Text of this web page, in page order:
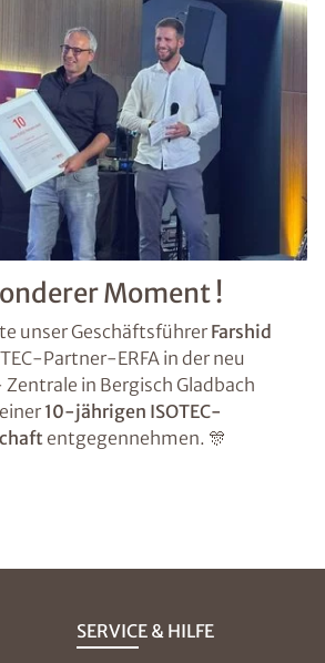
Daten werden von uns stets
Moment !
unser Geschäftsführer Farshid
Partner-ERFA in der neu
Zentrale in Bergisch Gladbach
10-jährigen ISOTEC-
entgegennehmen. 🎊
SERVICE & HILFE